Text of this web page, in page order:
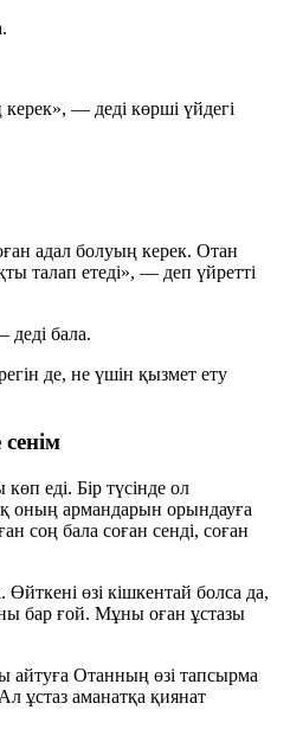
— деді көрші үйдегі
адал болуың керек. Отан
талап етеді», — деп үйретті
бала.
де, не үшін қызмет ету
еді. Бір түсінде ол
оның армандарын орындауға
соң бала соған сенді, соған
өзі кішкентай болса да,
бар ғой. Мұны оған ұстазы
айтуға Отанның өзі тапсырма
ұстаз аманатқа қиянат